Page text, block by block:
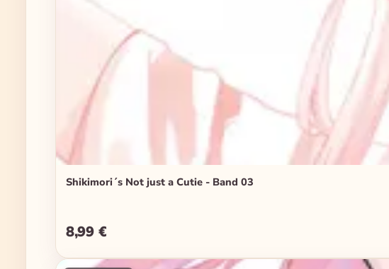
Shikimori´s Not just a Cutie - Band 03
Regulärer Preis:
8,99 €